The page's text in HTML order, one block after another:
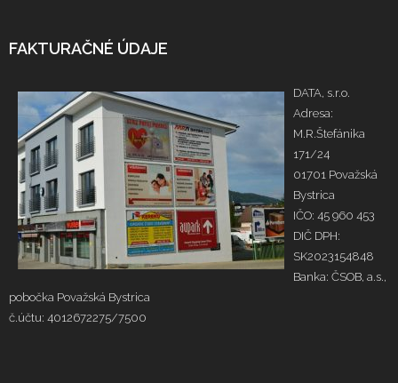
FAKTURAČNÉ ÚDAJE
DATA, s.r.o.
Adresa:
M.R.Štefánika
171/24
01701 Považská
Bystrica
IČO: 45 960 453
DIČ DPH:
SK2023154848
Banka: ČSOB, a.s.,
pobočka Považská Bystrica
č.účtu: 4012672275/7500